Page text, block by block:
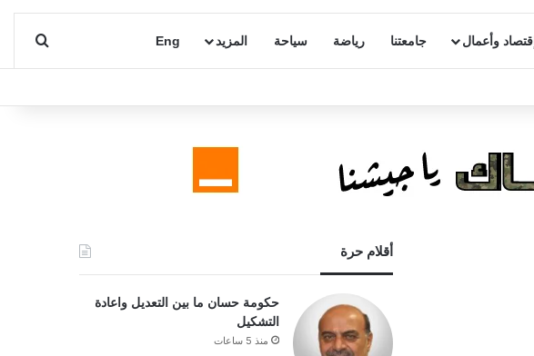
إقتصاد وأعمال جامعتنا رياضة سياحة المزيد Eng
أقلام حرة
حكومة حسان ما بين التعديل واعادة
التشكيل
منذ 5 ساعات